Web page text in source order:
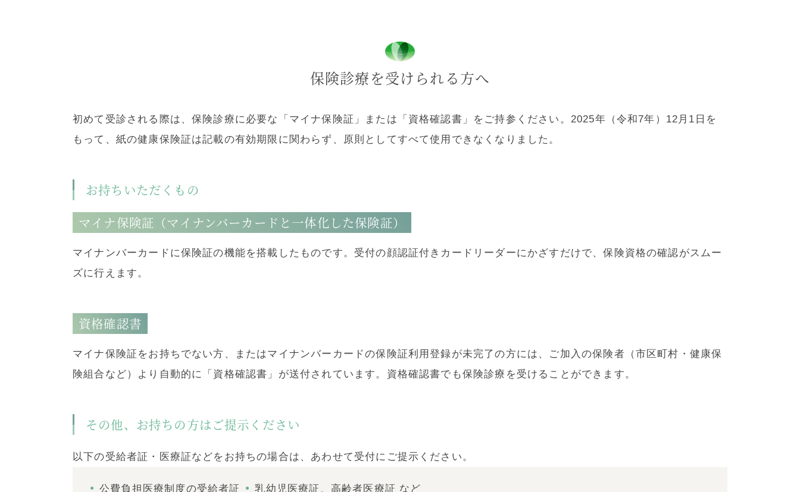
保険診療を受けられる方へ
初めて受診される際は、保険診療に必要な「マイナ保険証」または「資格確認書」をご持参ください。2025年（令和7年）12月1日を
もって、紙の健康保険証は記載の有効期限に関わらず、原則としてすべて使用できなくなりました。
お持ちいただくもの
マイナ保険証（マイナンバーカードと一体化した保険証）
マイナンバーカードに保険証の機能を搭載したものです。受付の顔認証付きカードリーダーにかざすだけで、保険資格の確認がスムー
ズに行えます。
資格確認書
マイナ保険証をお持ちでない方、またはマイナンバーカードの保険証利用登録が未完了の方には、ご加入の保険者（市区町村・健康保
険組合など）より自動的に「資格確認書」が送付されています。資格確認書でも保険診療を受けることができます。
その他、お持ちの方はご提示ください
以下の受給者証・医療証などをお持ちの場合は、あわせて受付にご提示ください。
公費負担医療制度の受給者証 乳幼児医療証、高齢者医療証 など